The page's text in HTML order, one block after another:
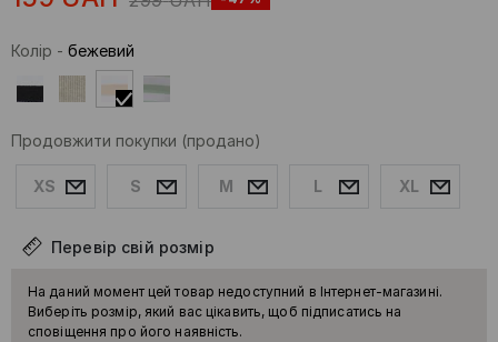
Колір - бежевий
Продовжити покупки (продано)
XS S M L XL
Перевір свій розмір
На даний момент цей товар недоступний в Інтернет-магазині.
Виберіть розмір, який вас цікавить, щоб підписатись на
сповіщення про його наявність.